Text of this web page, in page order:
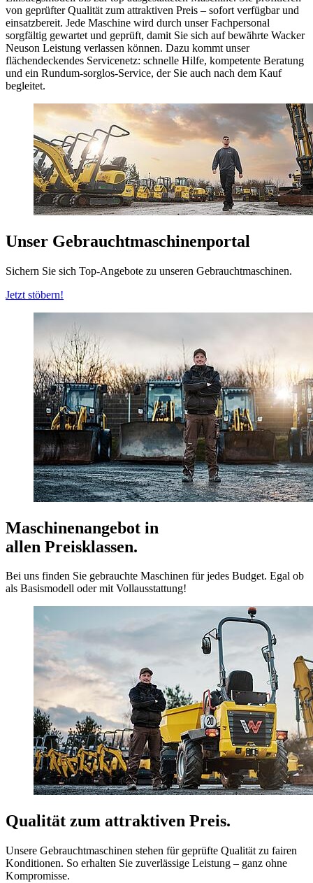
von geprüfter Qualität zum attraktiven Preis – sofort verfügbar und
einsatzbereit. Jede Maschine wird durch unser Fachpersonal
sorgfältig gewartet und geprüft, damit Sie sich auf bewährte Wacker
Neuson Leistung verlassen können. Dazu kommt unser
flächendeckendes Servicenetz: schnelle Hilfe, kompetente Beratung
und ein Rundum-sorglos-Service, der Sie auch nach dem Kauf
begleitet.
Unser Gebrauchtmaschinenportal
Sichern Sie sich Top-Angebote zu unseren Gebrauchtmaschinen.
Jetzt stöbern!
Maschinenangebot in
allen Preisklassen.
Bei uns finden Sie gebrauchte Maschinen für jedes Budget. Egal ob
als Basismodell oder mit Vollausstattung!
Qualität zum attraktiven Preis.
Unsere Gebrauchtmaschinen stehen für geprüfte Qualität zu fairen
Konditionen. So erhalten Sie zuverlässige Leistung – ganz ohne
Kompromisse.